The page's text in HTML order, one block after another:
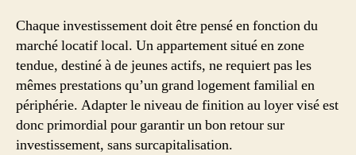
Chaque investissement doit être pensé en fonction du
marché locatif local. Un appartement situé en zone
tendue, destiné à de jeunes actifs, ne requiert pas les
mêmes prestations qu’un grand logement familial en
périphérie. Adapter le niveau de finition au loyer visé est
donc primordial pour garantir un bon retour sur
investissement, sans surcapitalisation.